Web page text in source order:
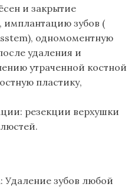
и закрытие
имплантацию зубов (
одномоментную
удаления и
утраченной костной
пластику,
резекции верхушки
Удаление зубов любой